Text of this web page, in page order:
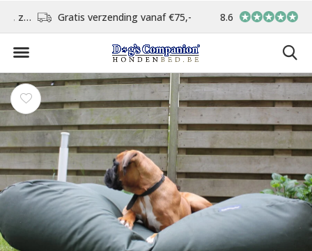
Gratis verzending vanaf €75,- In eigen atelier
8.6